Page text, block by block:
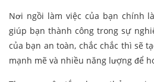
Nơi ngồi làm việc của bạn chính
giúp bạn thành công trong sự
của bạn an toàn, chắc chắc thì sẽ
mạnh mẽ và nhiều năng lượng để